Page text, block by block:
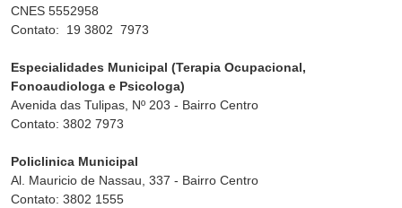
CNES 5552958
Contato: 19 3802 7973
Especialidades Municipal (Terapia Ocupacional,
Fonoaudiologa e Psicologa)
Avenida das Tulipas, Nº 203 - Bairro Centro
Contato: 3802 7973
Policlinica Municipal
Al. Mauricio de Nassau, 337 - Bairro Centro
Contato: 3802 1555